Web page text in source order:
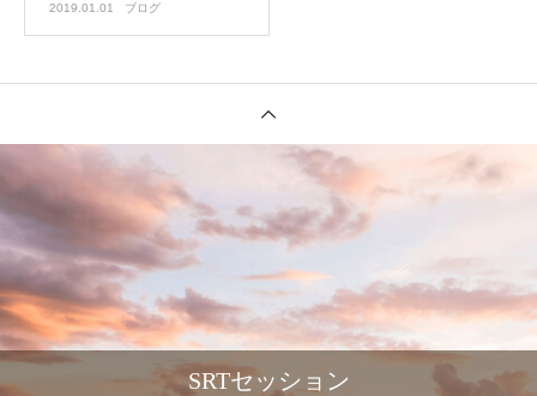
2019.01.01 ブログ
SRTセッション